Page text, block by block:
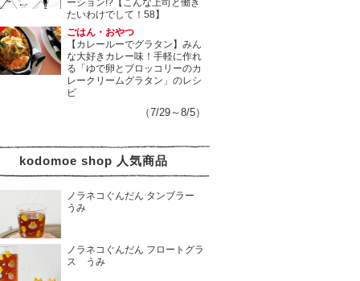
ーション!?【こんな上司と働き
たいわけでして！58】
ごはん・おやつ
【カレールーでグラタン】みん
な大好きカレー味！手軽に作れ
る「ゆで卵とブロッコリーのカ
レークリームグラタン」のレシ
ピ
（7/29～8/5）
kodomoe shop 人気商品
ノラネコぐんだん タンブラー
うみ
ノラネコぐんだん フロートグラ
ス うみ